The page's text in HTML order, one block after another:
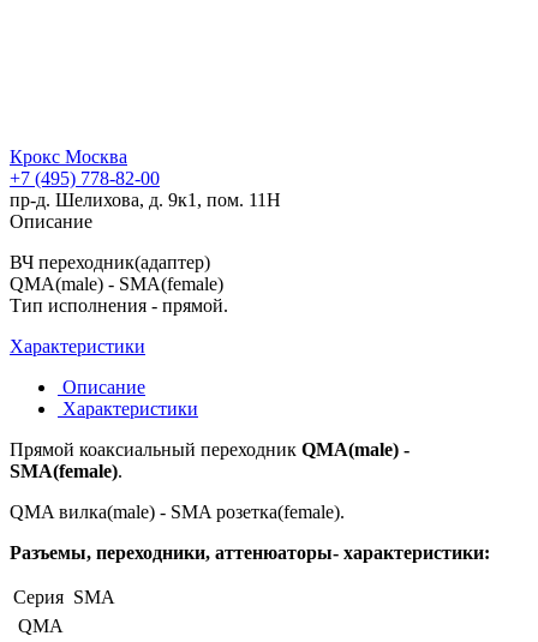
Крокс Москва
+7 (495) 778-82-00
пр-д. Шелихова, д. 9к1, пом. 11Н
Описание
ВЧ переходник(адаптер)
QMA(male) - SMA(female)
Тип исполнения - прямой.
Характеристики
Описание
Характеристики
Прямой коаксиальный переходник QMA(male) -
SMA(female).
QMA вилка(male) - SMA розетка(female).
Разъемы, переходники, аттенюаторы- характеристики:
Серия SMA
QMA